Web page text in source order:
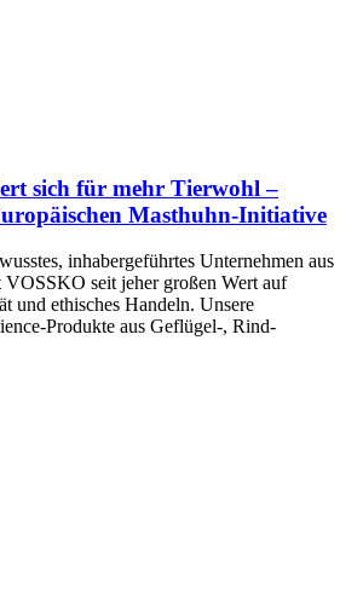
sich für mehr Tierwohl –
Masthuhn-Initiative
inhabergeführtes Unternehmen aus
VOSSKO seit jeher großen Wert auf
und ethisches Handeln. Unsere
Produkte aus Geflügel-, Rind-